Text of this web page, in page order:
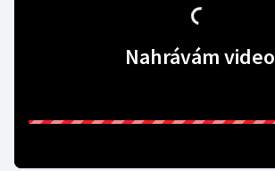
Rychlostní kanoistikaNahrávám video